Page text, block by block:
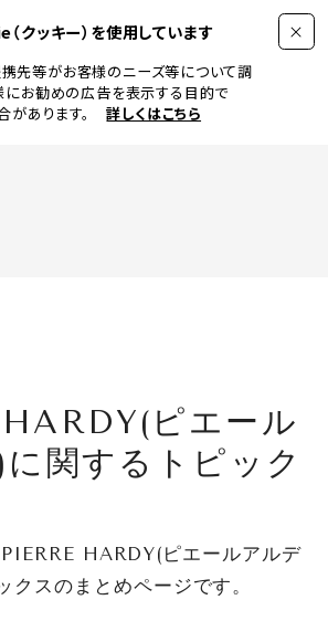
クッキー）を使用しています
先等がお客様のニーズ等について調
にお勧めの広告を表示する目的で
あります。
詳しくはこちら
ピエール
関するトピック
HARDY(ピエールアルデ
クスのまとめページです。